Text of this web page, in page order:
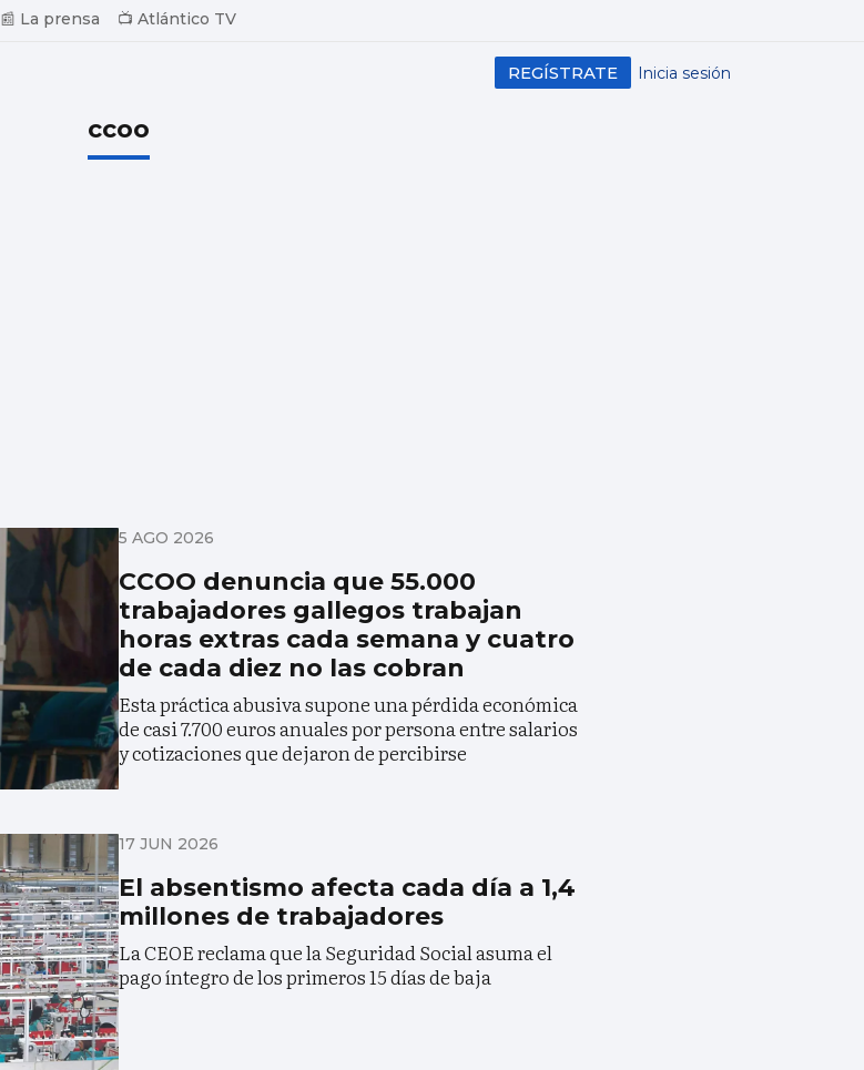
📰 La prensa 📺 Atlántico TV
Inicia sesión
REGÍSTRATE
ccoo
5 AGO 2026
CCOO denuncia que 55.000
trabajadores gallegos trabajan
horas extras cada semana y cuatro
de cada diez no las cobran
Esta práctica abusiva supone una pérdida económica
de casi 7.700 euros anuales por persona entre salarios
y cotizaciones que dejaron de percibirse
17 JUN 2026
El absentismo afecta cada día a 1,4
millones de trabajadores
La CEOE reclama que la Seguridad Social asuma el
pago íntegro de los primeros 15 días de baja